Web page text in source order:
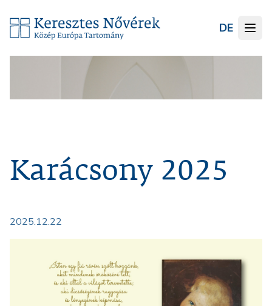
DE
Karácsony 2025
2025.12.22